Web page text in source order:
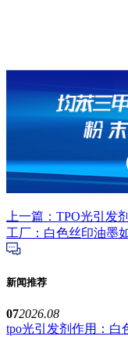
上一篇：TPO光引发
工厂：白色丝印油墨
新闻推荐
072026.08
tpo光引发剂作用：白